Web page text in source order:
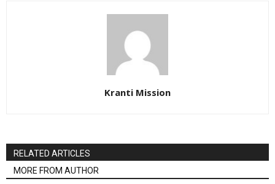
Kranti Mission
RELATED ARTICLES
MORE FROM AUTHOR